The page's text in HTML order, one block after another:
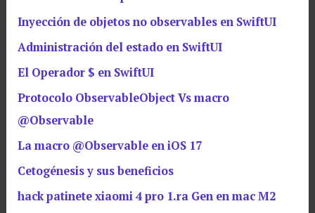
Inyección de objetos no observables en SwiftUI
Administración del estado en SwiftUI
El Operador $ en SwiftUI
Protocolo ObservableObject Vs macro
@Observable
La macro @Observable en iOS 17
Cetogénesis y sus beneficios
hack patinete xiaomi 4 pro 1.ra Gen en mac M2